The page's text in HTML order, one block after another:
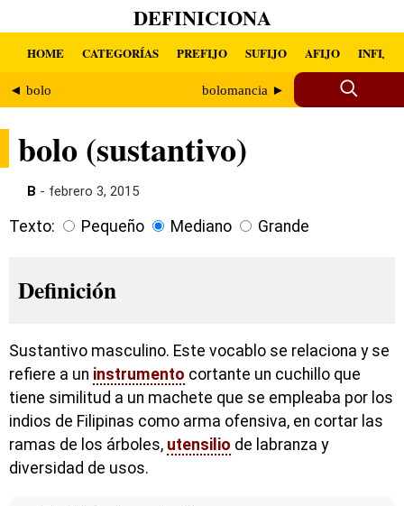
DEFINICIONA
HOME CATEGORÍAS PREFIJO SUFIJO AFIJO INFIJO
◄ bolo bolomancia ►
bolo (sustantivo)
B - febrero 3, 2015
Texto: Pequeño Mediano Grande
Definición
Sustantivo masculino. Este vocablo se relaciona y se
refiere a un instrumento cortante un cuchillo que
tiene similitud a un machete que se empleaba por los
indios de Filipinas como arma ofensiva, en cortar las
ramas de los árboles, utensilio de labranza y
diversidad de usos.